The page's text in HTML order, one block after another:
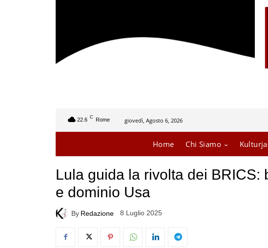
22.6 C Rome giovedì, Agosto 6, 2026
Home Chi Siamo
Lula guida la rivolta dei BRICS:
e dominio Usa
By Redazione 8 Luglio 2025